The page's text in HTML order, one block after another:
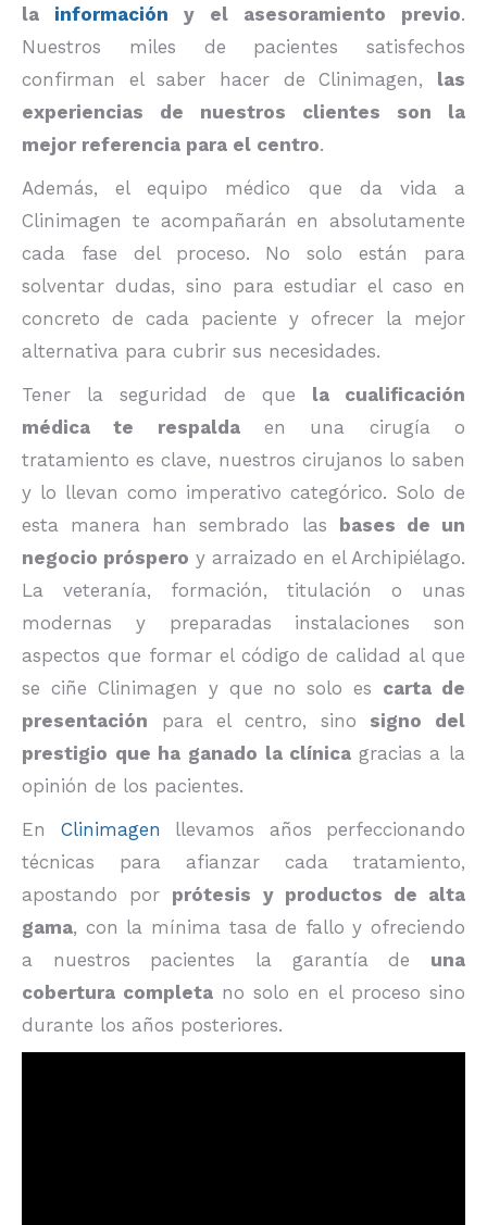
la información y el asesoramiento previo.
Nuestros miles de pacientes satisfechos
confirman el saber hacer de Clinimagen, las
experiencias de nuestros clientes son la
mejor referencia para el centro.
Además, el equipo médico que da vida a
Clinimagen te acompañarán en absolutamente
cada fase del proceso. No solo están para
solventar dudas, sino para estudiar el caso en
concreto de cada paciente y ofrecer la mejor
alternativa para cubrir sus necesidades.
Tener la seguridad de que la cualificación
médica te respaldaen una cirugía o
tratamiento es clave, nuestros cirujanos lo saben
y lo llevan como imperativo categórico. Solo de
esta manera han sembrado las
bases de un
negocio próspero y arraizado en el Archipiélago.
La veteranía, formación, titulación o unas
modernas y preparadas instalaciones son
aspectos que formar el código de calidad al que
se ciñe Clinimagen y que no solo es carta de
presentación para el centro, sino signo del
prestigio que ha ganado la clínica gracias a la
opinión de los pacientes.
En Clinimagen llevamos años perfeccionando
técnicas para afianzar cada tratamiento,
apostando por prótesis y productos de alta
gama, con la mínima tasa de fallo y ofreciendo
a nuestros pacientes la garantía de una
cobertura completa no solo en el proceso sino
durante los años posteriores.